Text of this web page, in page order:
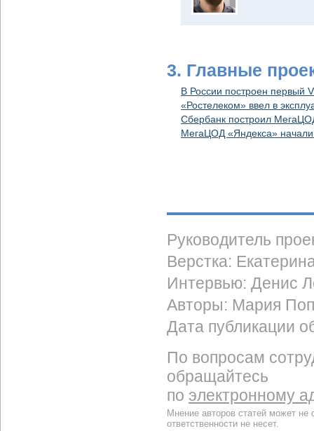
3. Главные
В России построен первый
«Ростелеком» ввел в
Сбербанк построил
МегаЦОД «Яндекса» начали
Руководитель
Верстка:
Интервью: Денис
Авторы: Мария
Дата публикации
По вопросам
обращайтесь
по электронному
Мнение авторов статей может
ответственности не несет.